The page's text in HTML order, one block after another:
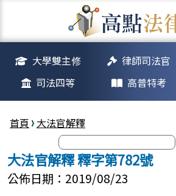
大學雙主修 律師司法官
司法四等
高普特考
首頁 大法官解釋
大法官解釋 釋字第782號
公佈日期：2019/08/23